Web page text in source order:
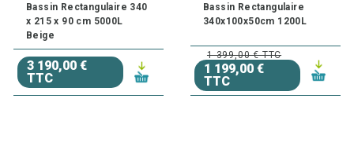
Bassin Rectangulaire 340
x 215 x 90 cm 5000L
Beige
3 190,00 €
TTC
Bassin Rectangulaire
340x100x50cm 1200L
1 399,00 € TTC
1 199,00 €
TTC